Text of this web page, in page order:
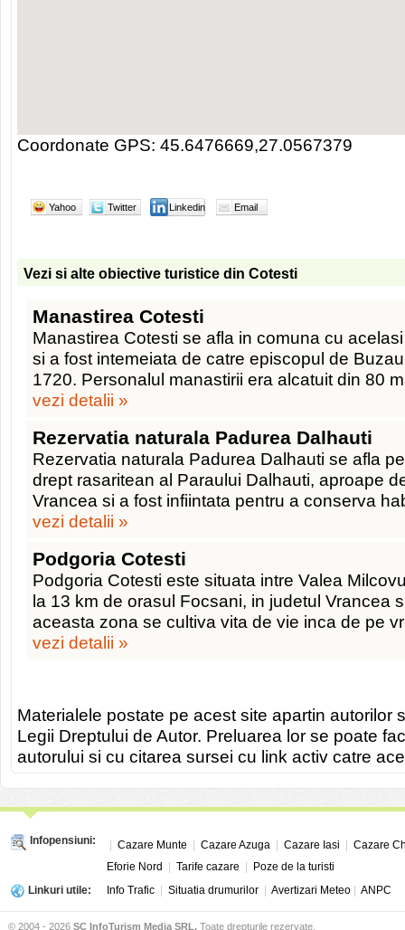
Coordonate GPS: 45.6476669,27.0567379
Yahoo Twitter Linkedin Email
Vezi si alte obiective turistice din Cotesti
Manastirea Cotesti
Manastirea Cotesti se afla in comuna cu
si a fost intemeiata de catre episcopul de
1720. Personalul manastirii era alcatuit din 80
vezi detalii »
Rezervatia naturala Padurea Dalhauti
Rezervatia naturala Padurea Dalhauti se afla
drept rasaritean al Paraului Dalhauti, aproape
Vrancea si a fost infiintata pentru a conserva
vezi detalii »
Podgoria Cotesti
Podgoria Cotesti este situata intre Valea
la 13 km de orasul Focsani, in judetul Vrancea
aceasta zona se cultiva vita de vie inca de pe
vezi detalii »
Materialele postate pe acest site apartin autorilor
Legii Dreptului de Autor. Preluarea lor se poate
autorului si cu citarea sursei cu link activ catre
Infopensiuni: Cazare Munte Cazare Azuga Cazare Iasi
Cazare
Eforie Nord
Tarife cazare
Poze de la turisti
Linkuri utile:
Info Trafic Situatia drumurilor Avertizari Meteo ANPC
© 2004 - 2026 SC InfoTurism Media SRL. Toate drepturile rezervate.